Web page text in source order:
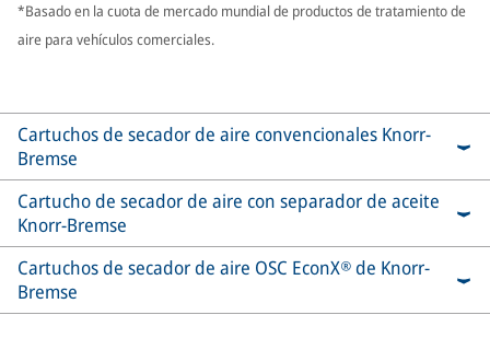
*Basado en la cuota de mercado mundial de productos de tratamiento de
aire para vehículos comerciales.
Cartuchos de secador de aire convencionales Knorr-
Bremse
Cartucho de secador de aire con separador de aceite
Knorr-Bremse
Cartuchos de secador de aire OSC EconX® de Knorr-
Bremse